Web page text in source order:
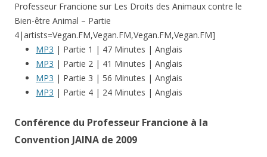
Professeur Francione sur Les Droits des Animaux contre le
Bien-être Animal – Partie
4|artists=Vegan.FM,Vegan.FM,Vegan.FM,Vegan.FM]
MP3 | Partie 1 | 47 Minutes | Anglais
MP3 | Partie 2 | 41 Minutes | Anglais
MP3 | Partie 3 | 56 Minutes | Anglais
MP3 | Partie 4 | 24 Minutes | Anglais
Conférence du Professeur Francione à la
Convention JAINA de 2009